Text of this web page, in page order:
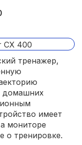
тренажер,
домашних
имеет
мониторе
о тренировке.